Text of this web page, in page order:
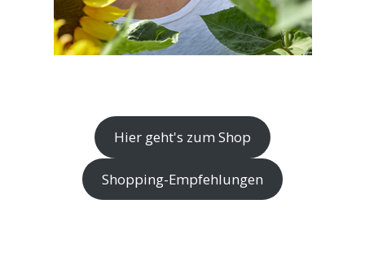
Hier geht's zum Shop
Shopping-Empfehlungen